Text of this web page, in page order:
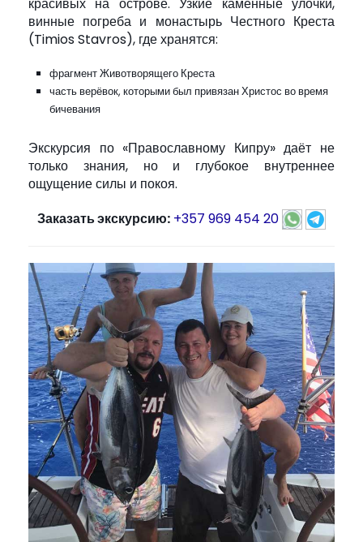
красивых на острове. Узкие каменные улочки,
винные погреба и монастырь Честного Креста
(Timios Stavros), где хранятся:
фрагмент Животворящего Креста
часть верёвок, которыми был привязан Христос во время
бичевания
Экскурсия по «Православному Кипру» даёт не
только знания, но и глубокое внутреннее
ощущение силы и покоя.
Заказать экскурсию: +357 969 454 20